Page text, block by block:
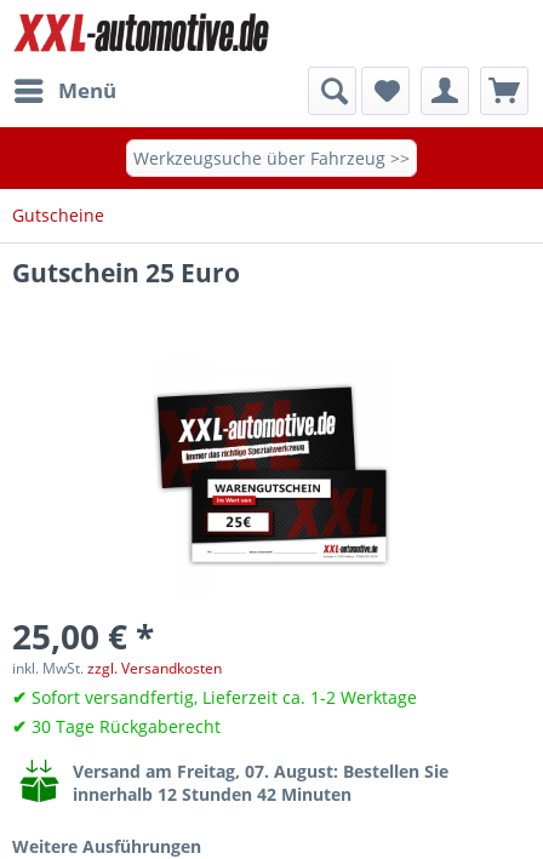
Menü
Werkzeugsuche über Fahrzeug >>
Gutscheine
Gutschein 25 Euro
25,00 € *
inkl. MwSt.zzgl. Versandkosten
✔ Sofort versandfertig, Lieferzeit ca. 1-2 Werktage
✔ 30 Tage Rückgaberecht
Versand am Freitag, 07. August: Bestellen Sie
innerhalb 12 Stunden 42 Minuten
Weitere Ausführungen